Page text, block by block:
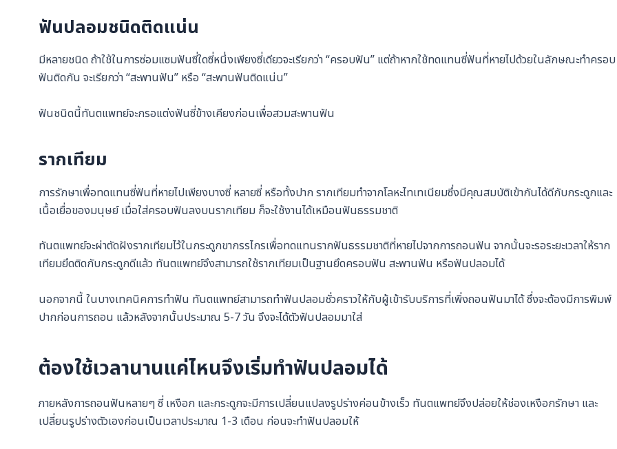
ฟันปลอมชนิดติดแน่น
มีหลายชนิด ถ้าใช้ในการซ่อมแซมฟันซี่ใดซี่หนึ่งเพียงซี่เดียวจะเรียกว่า “ครอบฟัน” แต่ถ้าหากใช้ทดแทนซี่ฟันที่หายไปด้วยในลักษณะทำครอบ
ฟันติดกัน จะเรียกว่า “สะพานฟัน” หรือ “สะพานฟันติดแน่น”
ฟันชนิดนี้ทันตแพทย์จะกรอแต่งฟันซี่ข้างเคียงก่อนเพื่อสวมสะพานฟัน
รากเทียม
การรักษาเพื่อทดแทนซี่ฟันที่หายไปเพียงบางซี่ หลายซี่ หรือทั้งปาก รากเทียมทำจากโลหะไทเทเนียมซึ่งมีคุณสมบัติเข้ากันได้ดีกับกระดูกและ
เนื้อเยื่อของมนุษย์ เมื่อใส่ครอบฟันลงบนรากเทียม ก็จะใช้งานได้เหมือนฟันธรรมชาติ
ทันตแพทย์จะผ่าตัดฝังรากเทียมไว้ในกระดูกขากรรไกรเพื่อทดแทนรากฟันธรรมชาติที่หายไปจากการถอนฟัน จากนั้นจะรอระยะเวลาให้ราก
เทียมยึดติดกับกระดูกดีแล้ว ทันตแพทย์จึงสามารถใช้รากเทียมเป็นฐานยึดครอบฟัน สะพานฟัน หรือฟันปลอมได้
นอกจากนี้ ในบางเทคนิคการทำฟัน ทันตแพทย์สามารถทำฟันปลอมชั่วคราวให้กับผู้เข้ารับบริการที่เพิ่งถอนฟันมาได้ ซึ่งจะต้องมีการพิมพ์
ปากก่อนการถอน แล้วหลังจากนั้นประมาณ 5-7 วัน จึงจะได้ตัวฟันปลอมมาใส่
ต้องใช้เวลานานแค่ไหนจึงเริ่มทำฟันปลอมได้
ภายหลังการถอนฟันหลายๆ ซี่ เหงือก และกระดูกจะมีการเปลี่ยนแปลงรูปร่างค่อนข้างเร็ว ทันตแพทย์จึงปล่อยให้ช่องเหงือกรักษา และ
เปลี่ยนรูปร่างตัวเองก่อนเป็นเวลาประมาณ 1-3 เดือน ก่อนจะทำฟันปลอมให้